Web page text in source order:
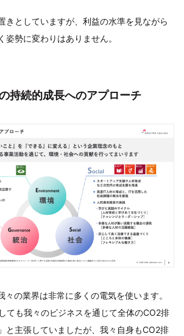
きとしていますが、利益の水準を見ながら
姿勢に変わりはありません。
持続的成長へのアプローチ
々の業界は非常に多くの電気を使います。
ても我々のビジネスを通じて全体のCO2排
と主張していましたが、我々自身もCO2排